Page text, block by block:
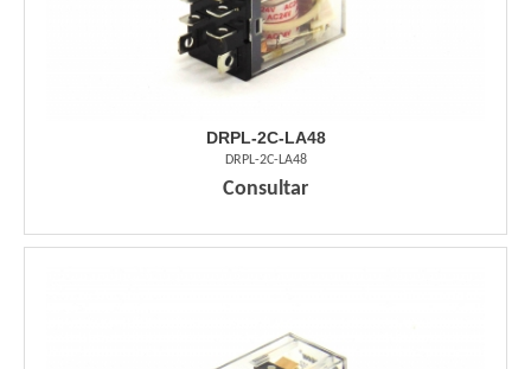
DRPL-2C-LA48
DRPL-2C-LA48
Consultar